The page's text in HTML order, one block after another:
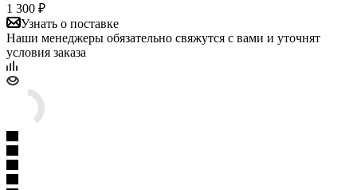
1 300 ₽
Узнать о поставке
Наши менеджеры обязательно свяжутся с вами и уточнят
условия заказа